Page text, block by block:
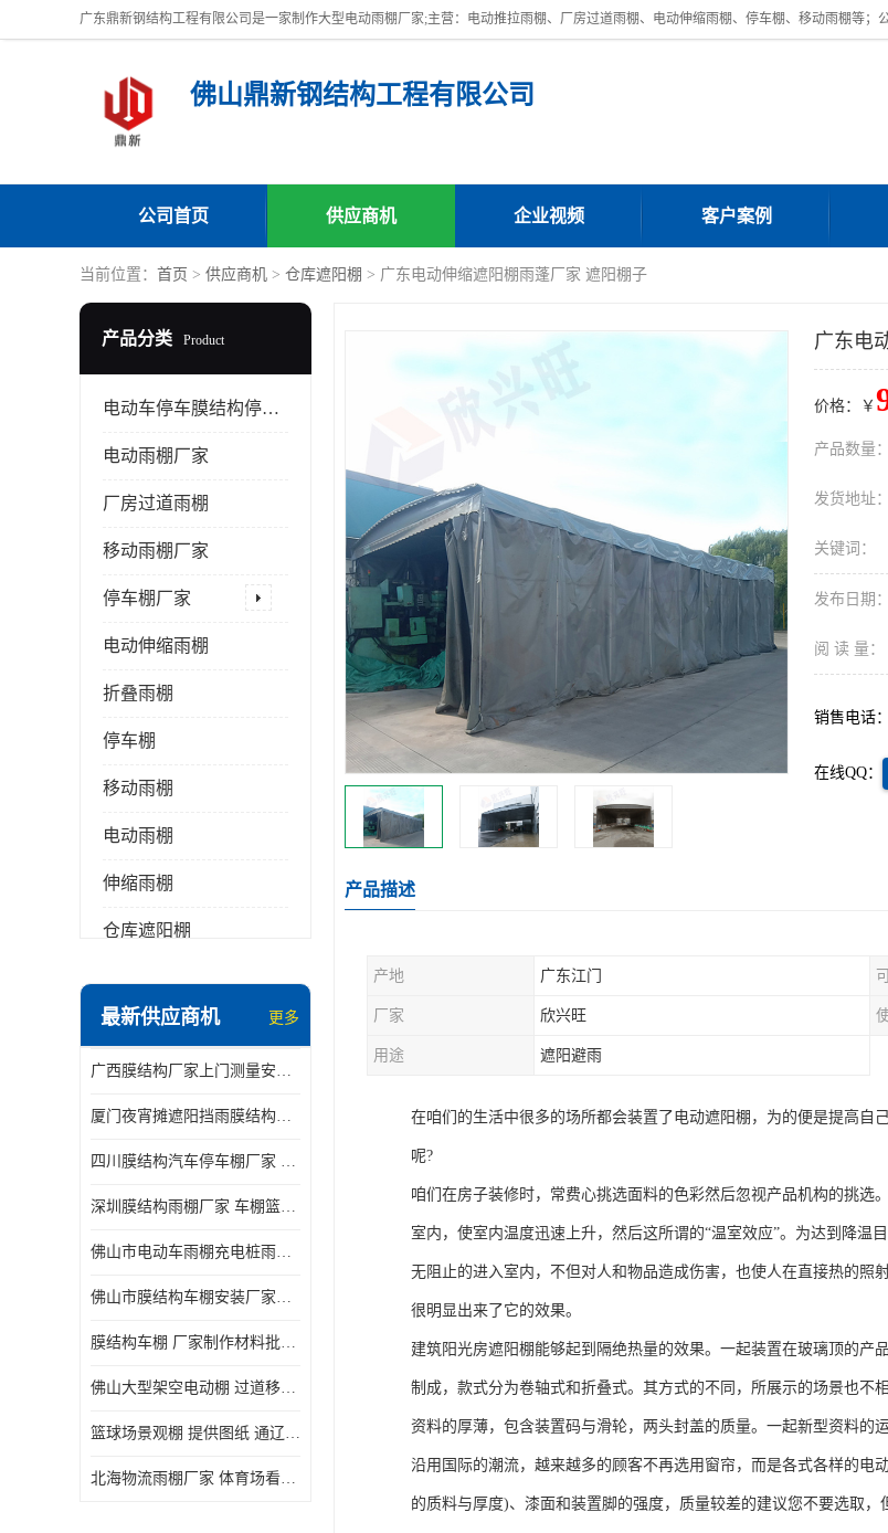
佛山鼎新钢结构工程有限公司
公司首页 供应商机 企业视频 客户案例
当前位置： 首页 > 供应商机 > 仓库遮阳棚 > 广东电动伸缩遮阳棚雨蓬厂家 遮阳棚子
产品分类 Product
电动车停车膜结构停车棚
电动雨棚厂家
厂房过道雨棚
移动雨棚厂家
停车棚厂家
电动伸缩雨棚
折叠雨棚
停车棚
移动雨棚
电动雨棚
伸缩雨棚
仓库遮阳棚
电动推拉雨棚
膜结构停景观棚
最新供应商机 更多
广西膜结构厂家上门测量安装发货，厂家发货没有差价
厦门夜宵摊遮阳挡雨膜结构雨棚设计 上门测量 款式多
四川膜结构汽车停车棚厂家 款式多 提供报价
深圳膜结构雨棚厂家 车棚篮球场体育看台 规格多样
佛山市电动车雨棚充电桩雨棚小区电动车棚
佛山市膜结构车棚安装厂家发货安装
膜结构车棚 厂家制作材料批发安装一体式工厂
佛山大型架空电动棚 过道移动雨蓬 屋轨道悬空棚免费测量
篮球场景观棚 提供图纸 通辽膜结构厂家
北海物流雨棚厂家 体育场看台雨棚 价格优惠
广东电
价格：￥
产品数量：
发货地址：
关键词：
发布日期：
阅 读 量：
销售电话：
在线QQ：
产品描述
产地 广东江门
厂家 欣兴旺
用途 遮阳避雨
在咱们的生活中很多的场所都会装置了电动遮阳棚，为的便是提高自
呢?
咱们在房子装修时，常费心挑选面料的色彩然后忽视产品机构的挑
室内，使室内温度迅速上升，然后这所谓的“温室效应”。为达到降温
无阻止的进入室内，不但对人和物品造成伤害，也使人在直接热的
很明显出来了它的效果。
建筑阳光房遮阳棚能够起到隔绝热量的效果。一起装置在玻璃顶的
制成，款式分为卷轴式和折叠式。其方式的不同，所展示的场景也
资料的厚薄，包含装置码与滑轮，两头封盖的质量。一起新型资料的
沿用国际的潮流，越来越多的顾客不再选用窗帘，而是各式各样的
的质料与厚度)、漆面和装置脚的强度，质量较差的建议您不要选取